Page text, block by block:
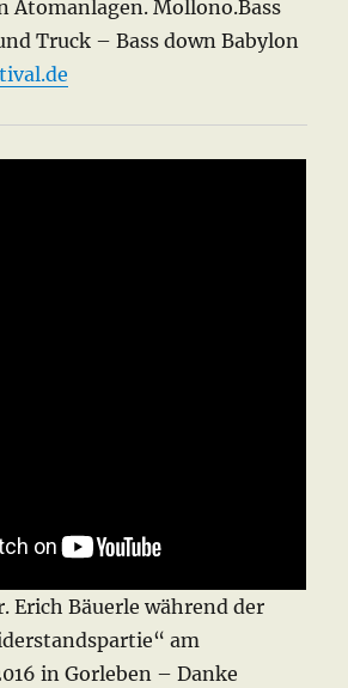
Atomanlagen. Mollono.Bass
Truck – Bass down Babylon
Erich Bäuerle während der
am
in Gorleben – Danke